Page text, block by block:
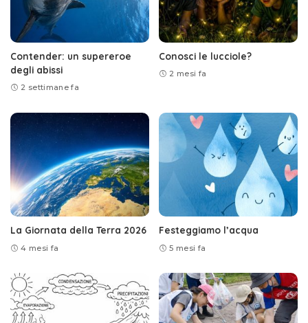
Contender: un supereroe
degli abissi
2 settimane fa
Conosci le lucciole?
2 mesi fa
La Giornata della Terra 2026
4 mesi fa
Festeggiamo l’acqua
5 mesi fa